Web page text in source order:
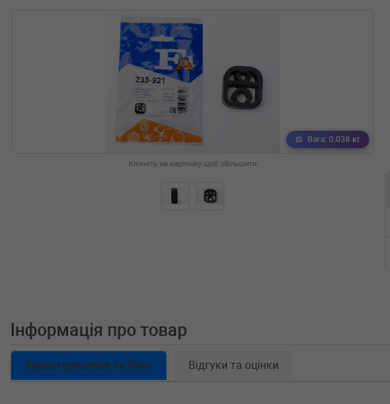
Вага: 0.038 кг
Клікніть на картинку щоб збільшити
Інформація про товар
Характеристики та Опис Відгуки та оцінки